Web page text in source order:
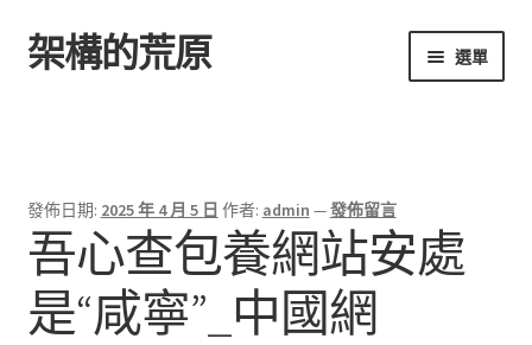
跳
至
跳
至
架構的荒原 選單
發佈日期: 2025 年 4 月 5 日 作者: admin —發佈留言
吾心查包養網站安處
是“咸寧”_中國網